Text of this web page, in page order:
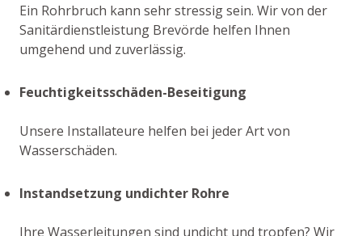
Ein Rohrbruch kann sehr stressig sein. Wir von der
Sanitärdienstleistung Brevörde helfen Ihnen
umgehend und zuverlässig.
Feuchtigkeitsschäden-Beseitigung
Unsere Installateure helfen bei jeder Art von
Wasserschäden.
Instandsetzung undichter Rohre
Ihre Wasserleitungen sind undicht und tropfen? Wir